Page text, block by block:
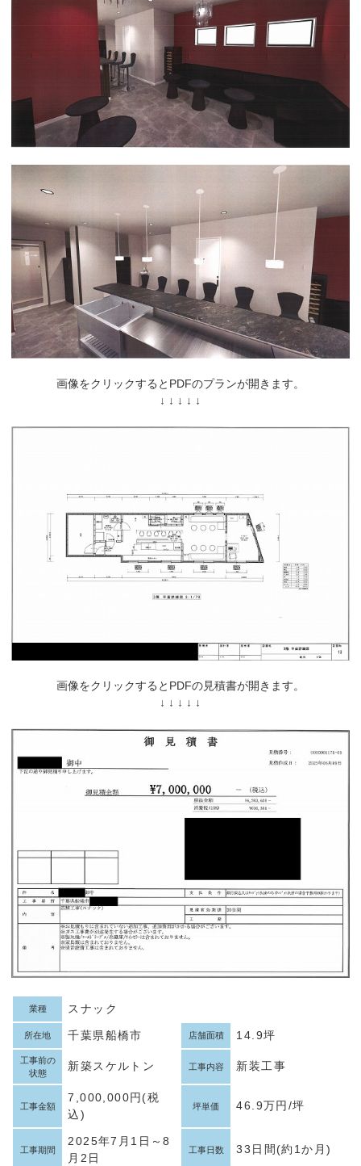
画像をクリックするとPDFのプランが開きます。
↓ ↓ ↓ ↓ ↓
画像をクリックするとPDFの見積書が開きます。
↓ ↓ ↓ ↓ ↓
業種 スナック
所在地 千葉県船橋市 店舗面積 14.9坪
工事前の
状態
新築スケルトン 工事内容 新装工事
工事金額
7,000,000円(税
込)
坪単価 46.9万円/坪
工事期間
2025年7月1日～8
月2日
工事日数 33日間(約1か月)